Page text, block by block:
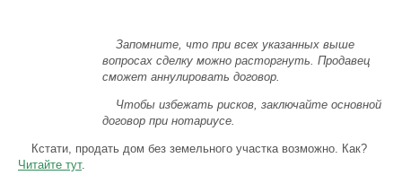
Запомните, что при всех указанных выше
вопросах сделку можно расторгнуть. Продавец
сможет аннулировать договор.
Чтобы избежать рисков, заключайте основной
договор при нотариусе.
Кстати, продать дом без земельного участка возможно. Как?
Читайте тут.